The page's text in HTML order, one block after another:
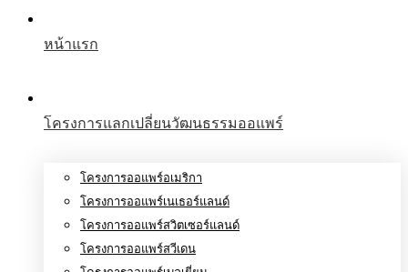
หน้าแรก
โครงการแลกเปลี่ยนวัฒนธรรมออแพร์
โครงการออแพร์อเมริกา
โครงการออแพร์เนเธอร์แลนด์
โครงการออแพร์สวิตเซอร์แลนด์
โครงการออแพร์สวีเดน